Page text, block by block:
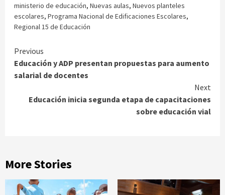
ministerio de educación, Nuevas aulas, Nuevos planteles
escolares, Programa Nacional de Edificaciones Escolares,
Regional 15 de Educación
Continue
Reading
Previous
Educación y ADP presentan propuestas para aumento
salarial de docentes
Next
Educación inicia segunda etapa de capacitaciones
sobre educación vial
More Stories